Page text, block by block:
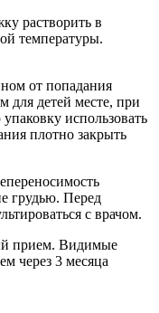
растворить в
температуры.
от попадания
для детей месте, при
использовать
плотно закрыть
грудью. Перед
с врачом.
прием. Видимые
через 3 месяца